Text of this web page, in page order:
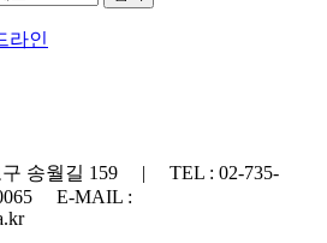
라인
구 송월길 159 | TEL : 02-735-
E-MAIL :